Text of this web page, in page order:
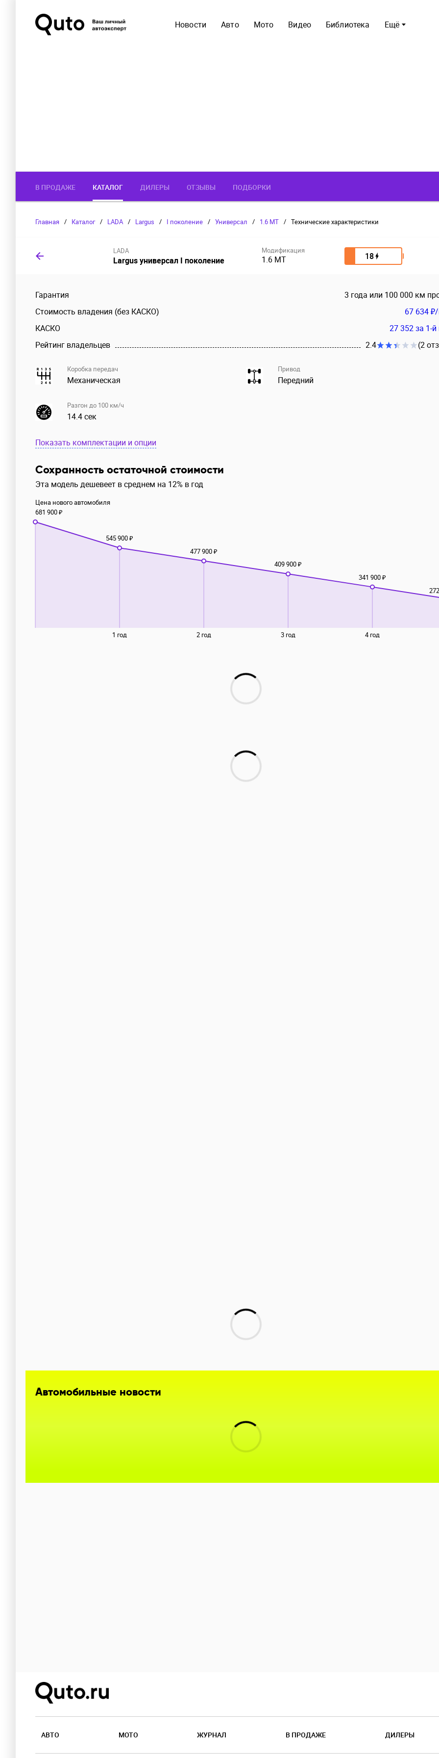
Ещё
Новости Авто Мото Видео Библиотека
В ПРОДАЖЕ КАТАЛОГ ДИЛЕРЫ ОТЗЫВЫ ПОДБОРКИ
Главная / Каталог / LADA / Largus / I поколение / Универсал / 1.6 MT / Технические характеристики
LADA
Largus универсал I поколение
Модификация
1.6 MT 18
Гарантия
3 года или 100 000 км
Стоимость владения (без КАСКО)
67 634
КАСКО
27 352за 1-й
Рейтинг владельцев
2.4 (2
Коробка передач
Механическая
Привод
Передний
Разгон до 100 км/ч
14.4 сек
Показать комплектации и опции
Сохранность остаточной стоимости
Эта модель дешевеет в среднем на 12% в год
1 год 2 год 3 год 4 год
Цена нового автомобиля
681 900 ₽
545 900 ₽
477 900 ₽
409 900 ₽
341 900 ₽
Автомобильные новости
АВТО МОТО ЖУРНАЛ В ПРОДАЖЕ ДИЛЕРЫ